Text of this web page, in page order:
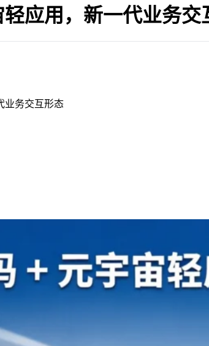
应用，新一代业务交
业务交互形态